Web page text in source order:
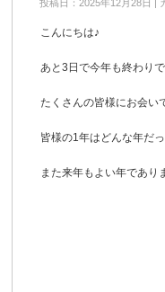
投稿日：2025年12月28日 |
こんにちは♪
あと3日で今年も終わり
たくさんの皆様にお会い
皆様の1年はどんな年だ
また来年もよい年であ